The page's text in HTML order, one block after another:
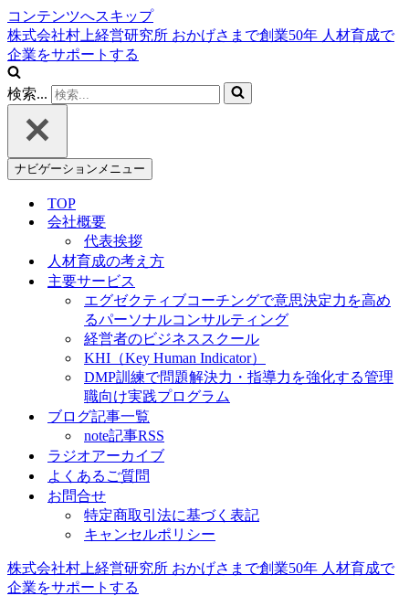
コンテンツへスキップ
株式会社村上経営研究所 おかげさまで創業50年 人材育成で
企業をサポートする
検索...
ナビゲーションメニュー
TOP
会社概要
代表挨拶
人材育成の考え方
主要サービス
エグゼクティブコーチングで意思決定力を高め
るパーソナルコンサルティング
経営者のビジネススクール
KHI（Key Human Indicator）
DMP訓練で問題解決力・指導力を強化する管理
職向け実践プログラム
ブログ記事一覧
note記事RSS
ラジオアーカイブ
よくあるご質問
お問合せ
特定商取引法に基づく表記
キャンセルポリシー
株式会社村上経営研究所 おかげさまで創業50年 人材育成で
企業をサポートする